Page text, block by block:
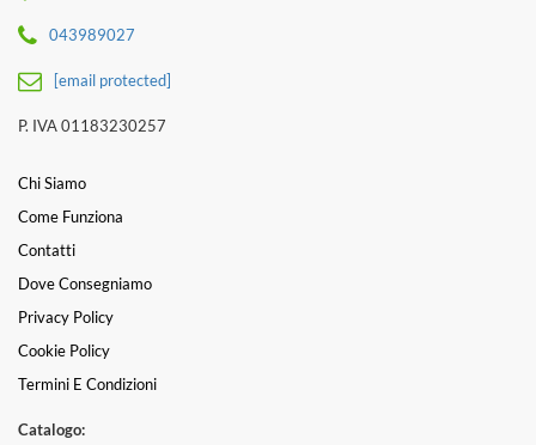
043989027
[email protected]
P. IVA 01183230257
Chi Siamo
Come Funziona
Contatti
Dove Consegniamo
Privacy Policy
Cookie Policy
Termini E Condizioni
Catalogo: